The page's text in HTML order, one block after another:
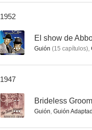
La ley de la hospitalidad
--
1952
-- El show de
Guión (15 capítulos),
1947
-- Brideless
Guión, Guión